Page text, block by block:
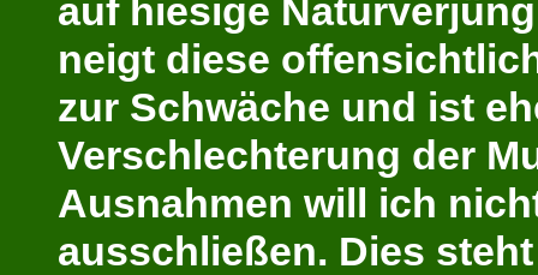
auf hiesige
neigt diese
zur Schwäche und ist
Verschlechterung der
Ausnahmen will ich
ausschließen. Dies